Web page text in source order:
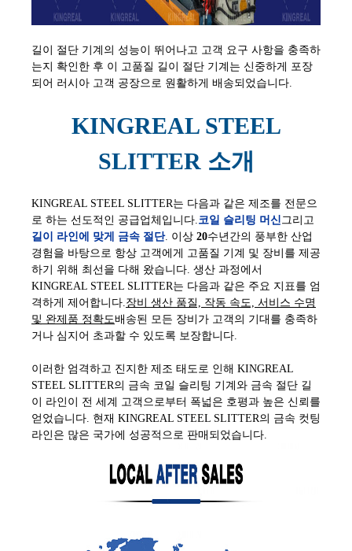
길이 절단 기계의 성능이 뛰어나고 고객 요구 사항을 충족하
는지 확인한 후 이 고품질 길이 절단 기계는 신중하게 포장
되어 러시아 고객 공장으로 원활하게 배송되었습니다.
KINGREAL STEEL
SLITTER 소개
KINGREAL STEEL SLITTER는 다음과 같은 제조를 전문으
로 하는 선도적인 공급업체입니다. 코일 슬리팅 머신 그리고
길이 라인에 맞게 금속 절단. 이상 20수년간의 풍부한 산업
경험을 바탕으로 항상 고객에게 고품질 기계 및 장비를 제공
하기 위해 최선을 다해 왔습니다. 생산 과정에서
KINGREAL STEEL SLITTER는 다음과 같은 주요 지표를 엄
격하게 제어합니다. 장비 생산 품질, 작동 속도, 서비스 수명
및 완제품 정확도배송된 모든 장비가 고객의 기대를 충족하
거나 심지어 초과할 수 있도록 보장합니다.
이러한 엄격하고 진지한 제조 태도로 인해 KINGREAL
STEEL SLITTER의 금속 코일 슬리팅 기계와 금속 절단 길
이 라인이 전 세계 고객으로부터 폭넓은 호평과 높은 신뢰를
얻었습니다. 현재 KINGREAL STEEL SLITTER의 금속 컷팅
라인은 많은 국가에 성공적으로 판매되었습니다.